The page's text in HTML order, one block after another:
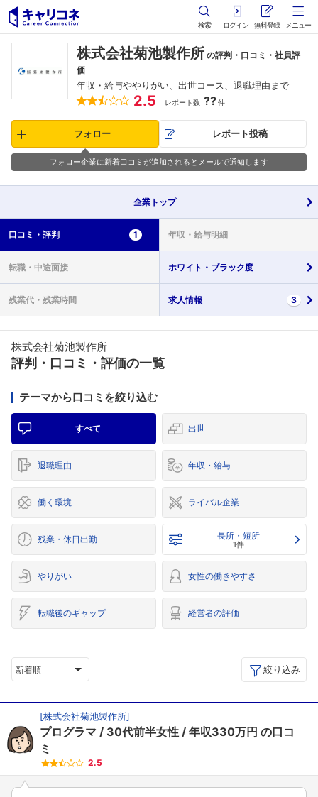
検索 ログイン 無料登録 メニュー
株式会社菊池製作所 の評判・口コミ・社員評
価
年収・給与ややりがい、出世コース、退職理由まで
2.5 レポート数 ??件
フォロー レポート投稿
フォロー企業に新着口コミが追加されるとメールで通知します
企業 トップ
口コミ・ 評判 1 年収・ 給与明細
転職・ 中途面接 ホワイト・ ブラック度
残業代・ 残業時間 求人情報 3
株式会社菊池製作所
評判・口コミ・評価の一覧
テーマから口コミを絞り込む
すべて 出世
退職理由 年収・給与
働く環境 ライバル企業
残業・休日出勤 長所・短所
1件
やりがい 女性の働きやすさ
転職後のギャップ 経営者の評価
新着順 絞り込み
[株式会社菊池製作所]
プログラマ 30代前半女性 年収330万円 の口コ
ミ
2.5